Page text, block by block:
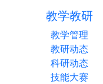
教学教研
教学管理
教研动态
科研动态
技能大赛